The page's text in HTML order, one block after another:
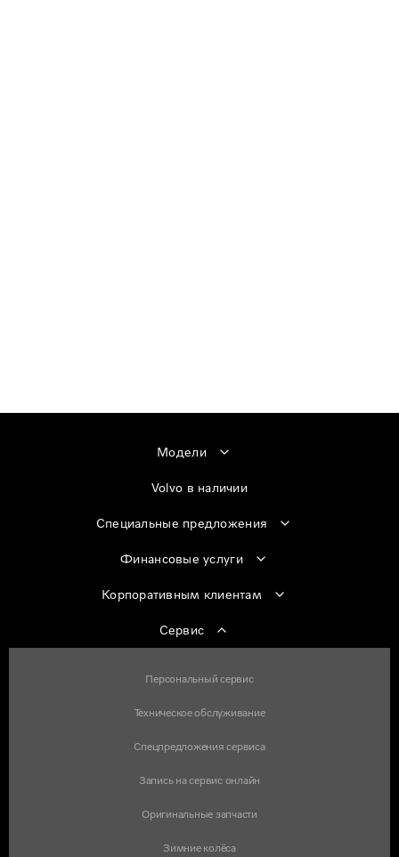
Модели
Volvo в наличии
Специальные предложения
Финансовые услуги
Корпоративным клиентам
Сервис
Персональный сервис
Техническое обслуживание
Спецпредложения сервиса
Запись на сервис онлайн
Оригинальные запчасти
Зимние колёса